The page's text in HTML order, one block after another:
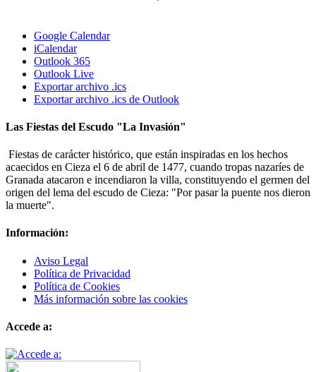
Google Calendar
iCalendar
Outlook 365
Outlook Live
Exportar archivo .ics
Exportar archivo .ics de Outlook
Las Fiestas del Escudo "La Invasión"
Fiestas de carácter histórico, que están inspiradas en los hechos
acaecidos en Cieza el 6 de abril de 1477, cuando tropas nazaríes de
Granada atacaron e incendiaron la villa, constituyendo el germen del
origen del lema del escudo de Cieza: "Por pasar la puente nos dieron
la muerte".
Información:
Aviso Legal
Política de Privacidad
Política de Cookies
Más información sobre las cookies
Accede a: